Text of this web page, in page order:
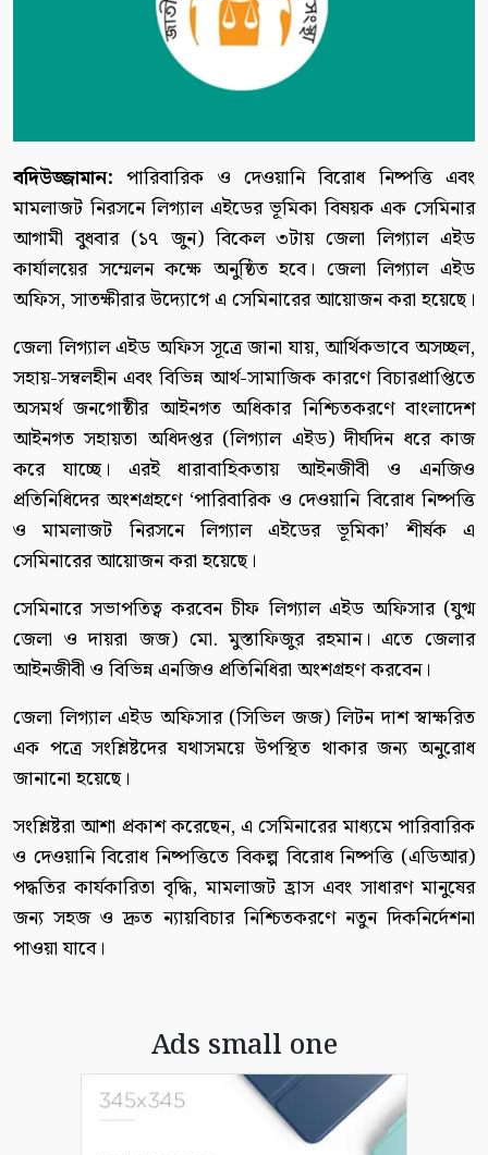
বদিউজ্জামান: পারিবারিক ও দেওয়ানি বিরোধ নিষ্পত্তি এবং
মামলাজট নিরসনে লিগ্যাল এইডের ভূমিকা বিষয়ক এক সেমিনার
আগামী বুধবার (১৭ জুন) বিকেল ৩টায় জেলা লিগ্যাল এইড
কার্যালয়ের সম্মেলন কক্ষে অনুষ্ঠিত হবে। জেলা লিগ্যাল এইড
অফিস, সাতক্ষীরার উদ্যোগে এ সেমিনারের আয়োজন করা হয়েছে।
জেলা লিগ্যাল এইড অফিস সূত্রে জানা যায়, আর্থিকভাবে অসচ্ছল,
সহায়-সম্বলহীন এবং বিভিন্ন আর্থ-সামাজিক কারণে বিচারপ্রাপ্তিতে
অসমর্থ জনগোষ্ঠীর আইনগত অধিকার নিশ্চিতকরণে বাংলাদেশ
আইনগত সহায়তা অধিদপ্তর (লিগ্যাল এইড) দীর্ঘদিন ধরে কাজ
করে যাচ্ছে। এরই ধারাবাহিকতায় আইনজীবী ও এনজিও
প্রতিনিধিদের অংশগ্রহণে ‘পারিবারিক ও দেওয়ানি বিরোধ নিষ্পত্তি
ও মামলাজট নিরসনে লিগ্যাল এইডের ভূমিকা’ শীর্ষক এ
সেমিনারের আয়োজন করা হয়েছে।
সেমিনারে সভাপতিত্ব করবেন চীফ লিগ্যাল এইড অফিসার (যুগ্ম
জেলা ও দায়রা জজ) মো. মুস্তাফিজুর রহমান। এতে জেলার
আইনজীবী ও বিভিন্ন এনজিও প্রতিনিধিরা অংশগ্রহণ করবেন।
জেলা লিগ্যাল এইড অফিসার (সিভিল জজ) লিটন দাশ স্বাক্ষরিত
এক পত্রে সংশ্লিষ্টদের যথাসময়ে উপস্থিত থাকার জন্য অনুরোধ
জানানো হয়েছে।
সংশ্লিষ্টরা আশা প্রকাশ করেছেন, এ সেমিনারের মাধ্যমে পারিবারিক
ও দেওয়ানি বিরোধ নিষ্পত্তিতে বিকল্প বিরোধ নিষ্পত্তি (এডিআর)
পদ্ধতির কার্যকারিতা বৃদ্ধি, মামলাজট হ্রাস এবং সাধারণ মানুষের
জন্য সহজ ও দ্রুত ন্যায়বিচার নিশ্চিতকরণে নতুন দিকনির্দেশনা
পাওয়া যাবে।
Ads small one